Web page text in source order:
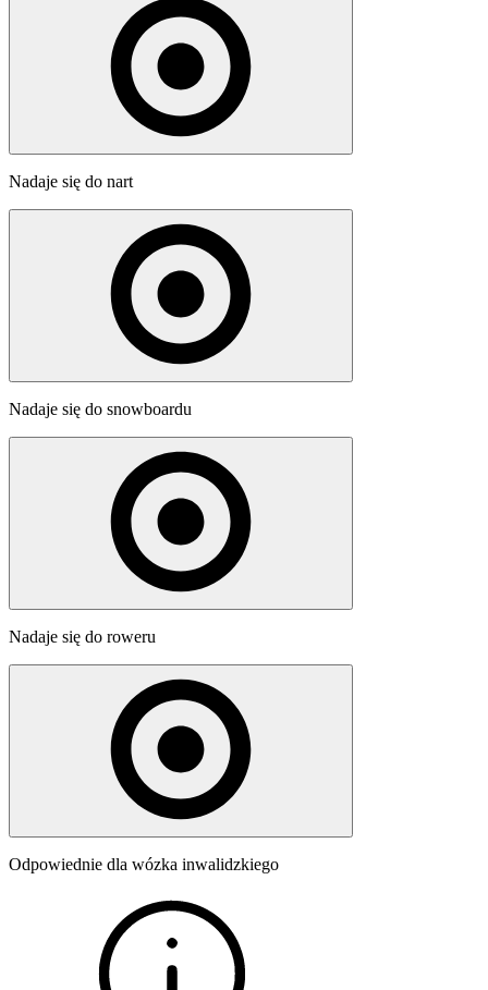
Nadaje się do nart
Nadaje się do snowboardu
Nadaje się do roweru
Odpowiednie dla wózka inwalidzkiego